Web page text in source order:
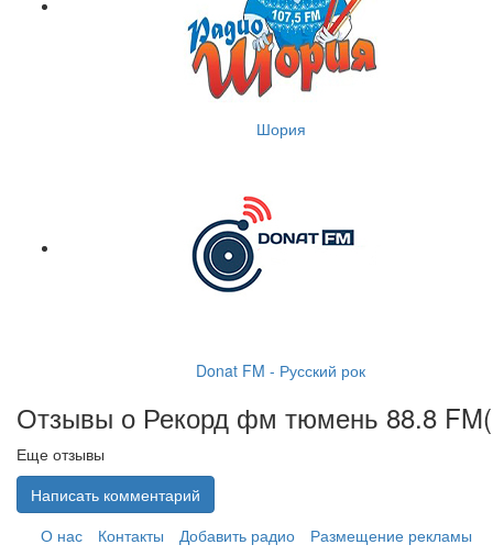
Шория
Donat FM - Русский рок
Отзывы о Рекорд фм тюмень 88.8 FM(
Еще отзывы
Написать комментарий
О нас
Контакты Добавить радио
Размещение рекламы